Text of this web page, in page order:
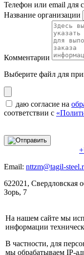
Телефон или email для
Название организации
Комментарии
Выберите файл для
даю согласие на
соответствии с
Email: nttzm@tagil-
622021, Свердловская
Зорь, 7
На нашем сайте мы
информации
В частности, для
мы обрабатываем IP-